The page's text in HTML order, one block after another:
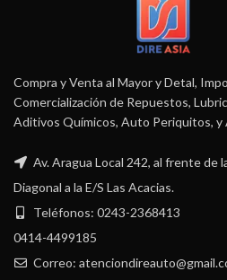
Compra y Venta al Mayor y Detal,
Comercialización de Repuestos,
Aditivos Químicos, Auto Periquitos, y
Av. Aragua Local 242, al frente de
Diagonal a la E/S Las Acacias.
Teléfonos: 0243-2368413
0414-4499185
Correo: